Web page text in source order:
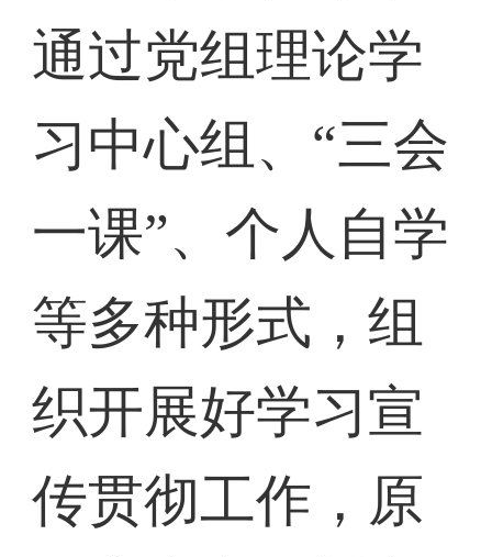
通过党组理论学
习中心组、“三会
一课”、个人自学
等多种形式，组
织开展好学习宣
传贯彻工作，原